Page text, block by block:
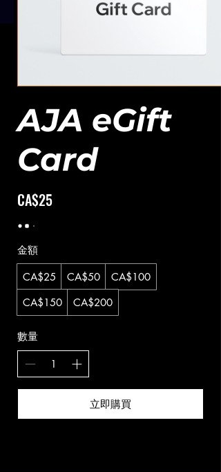
AJA eGift
Card
CA$25
金額
CA$25 CA$50
CA$100
CA$150
CA$200
數量
立即購買